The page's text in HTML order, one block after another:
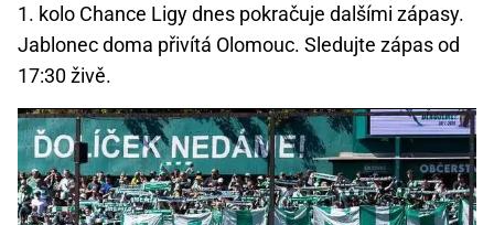
1. kolo Chance Ligy dnes pokračuje dalšími zápasy.
Jablonec doma přivítá Olomouc. Sledujte zápas od
17:30 živě.